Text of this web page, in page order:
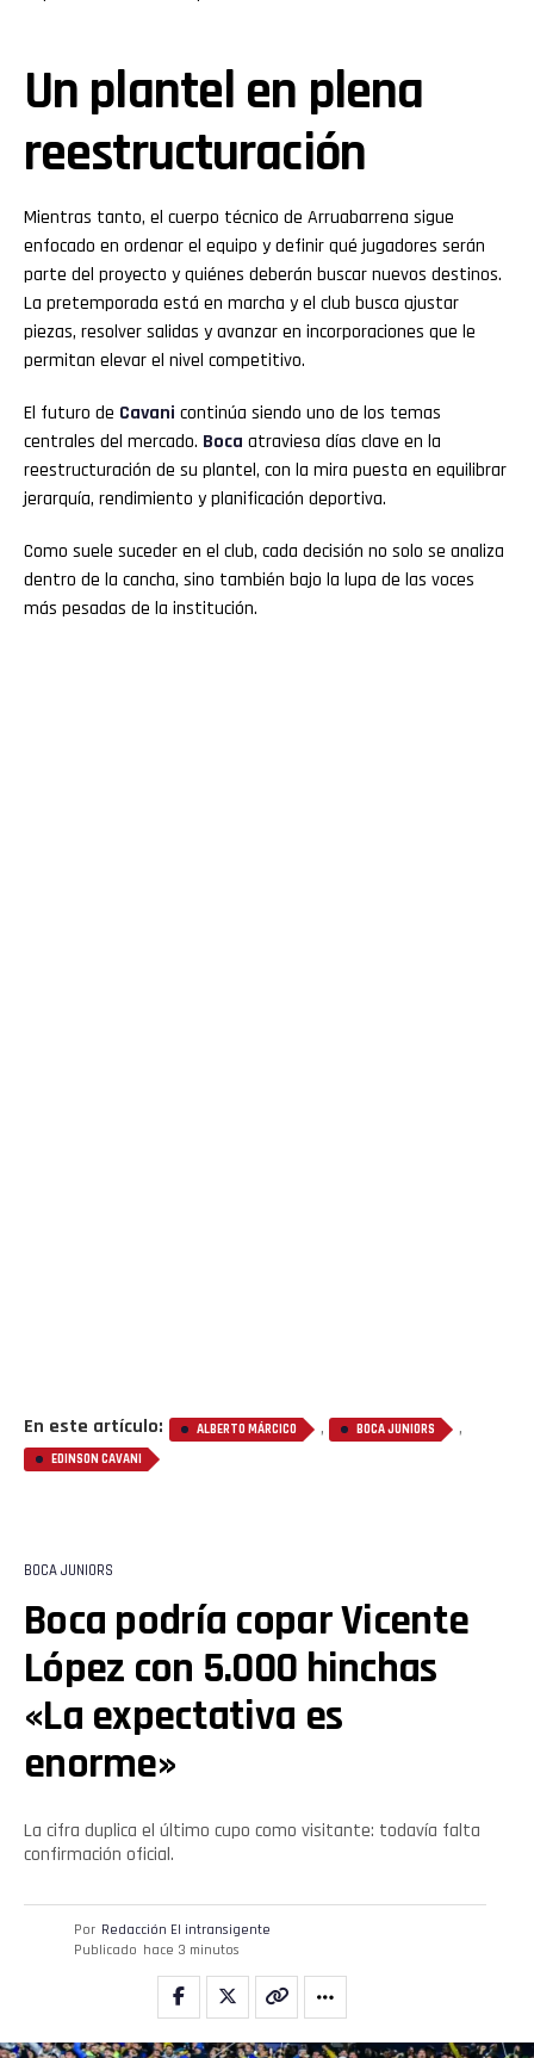
Un plantel en plena
reestructuración
Mientras tanto, el cuerpo técnico de Arruabarrena sigue
enfocado en ordenar el equipo y definir qué jugadores serán
parte del proyecto y quiénes deberán buscar nuevos destinos.
La pretemporada está en marcha y el club busca ajustar
piezas, resolver salidas y avanzar en incorporaciones que le
permitan elevar el nivel competitivo.
El futuro de Cavani continúa siendo uno de los temas
centrales del mercado. Boca atraviesa días clave en la
reestructuración de su plantel, con la mira puesta en equilibrar
jerarquía, rendimiento y planificación deportiva.
Como suele suceder en el club, cada decisión no solo se analiza
dentro de la cancha, sino también bajo la lupa de las voces
más pesadas de la institución.
En este artículo: ALBERTO MÁRCICO , BOCA JUNIORS ,
EDINSON CAVANI
BOCA JUNIORS
Boca podría copar Vicente
López con 5.000 hinchas
«La expectativa es
enorme»
La cifra duplica el último cupo como visitante: todavía falta
confirmación oficial.
Por Redacción El intransigente
Publicado hace 3 minutos
Reddit
Whatsapp